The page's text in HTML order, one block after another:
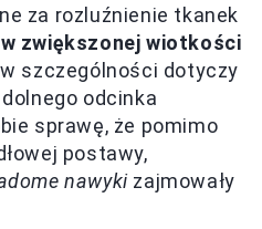
za rozluźnienie tkanek
w zwiększonej wiotkości
szczególności dotyczy
odcinka
sprawę, że pomimo
postawy,
nawykizajmowały